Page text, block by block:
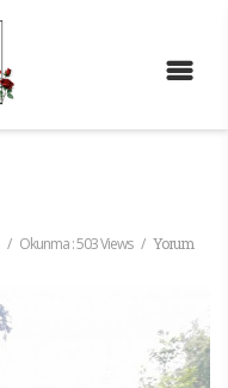
/ Okunma : 503 Views / Yorum